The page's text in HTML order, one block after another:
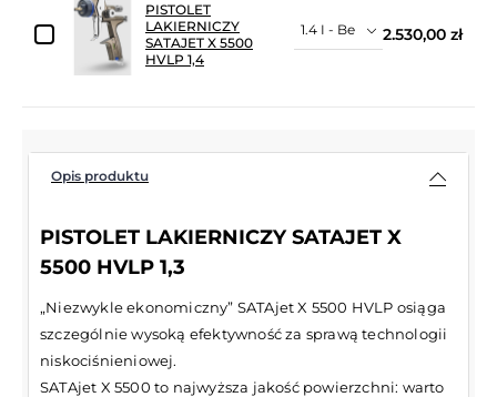
PISTOLET
LAKIERNICZY
SATAJET X 5500
HVLP 1,4
2.530,00 zł
Opis produktu
PISTOLET LAKIERNICZY SATAJET X
5500 HVLP 1,3
„Niezwykle ekonomiczny” SATAjet X 5500 HVLP osiąga
szczególnie wysoką efektywność za sprawą technologii
niskociśnieniowej.
SATAjet X 5500 to najwyższa jakość powierzchni: warto